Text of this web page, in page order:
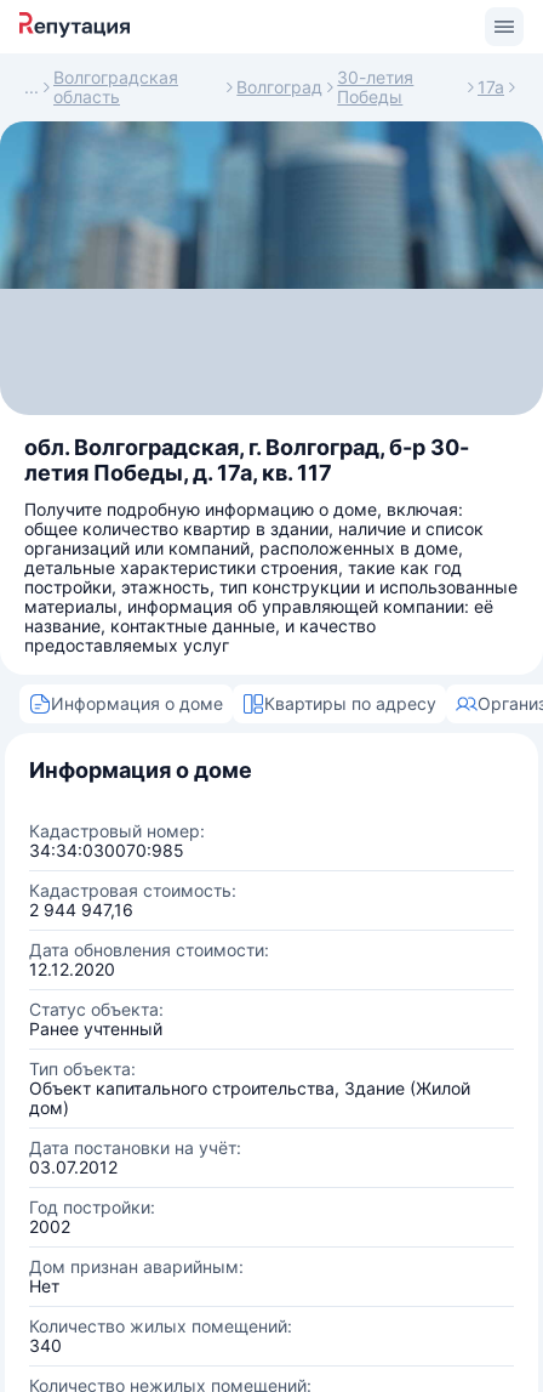
Волгоградская
область
Волгоград
30-летия
Победы
17а
обл. Волгоградская, г. Волгоград, б-р 30-
летия Победы, д. 17а, кв. 117
Получите подробную информацию о доме, включая:
общее количество квартир в здании, наличие и список
организаций или компаний, расположенных в доме,
детальные характеристики строения, такие как год
постройки, этажность, тип конструкции и использованные
материалы, информация об управляющей компании: её
название, контактные данные, и качество
предоставляемых услуг
Информация о доме Квартиры по адресу
Информация о доме
Кадастровый номер:
34:34:030070:985
Кадастровая стоимость:
2 944 947,16
Дата обновления стоимости:
12.12.2020
Статус объекта:
Ранее учтенный
Тип объекта:
Объект капитального строительства, Здание (Жилой
дом)
Дата постановки на учёт:
03.07.2012
Год постройки:
2002
Дом признан аварийным:
Нет
Количество жилых помещений:
340
Количество нежилых помещений: